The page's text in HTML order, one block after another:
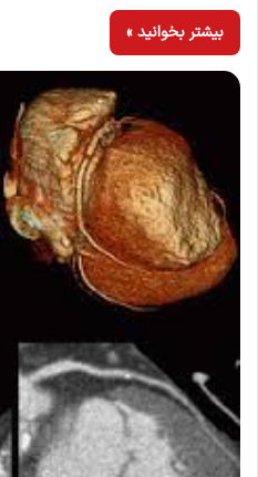
بیشتر بخوانید »